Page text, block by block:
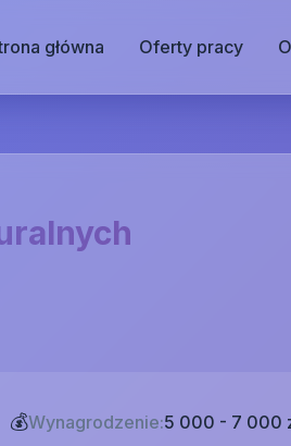
główna Oferty pracy
💰Wynagrodzenie:5 000 - 7 000